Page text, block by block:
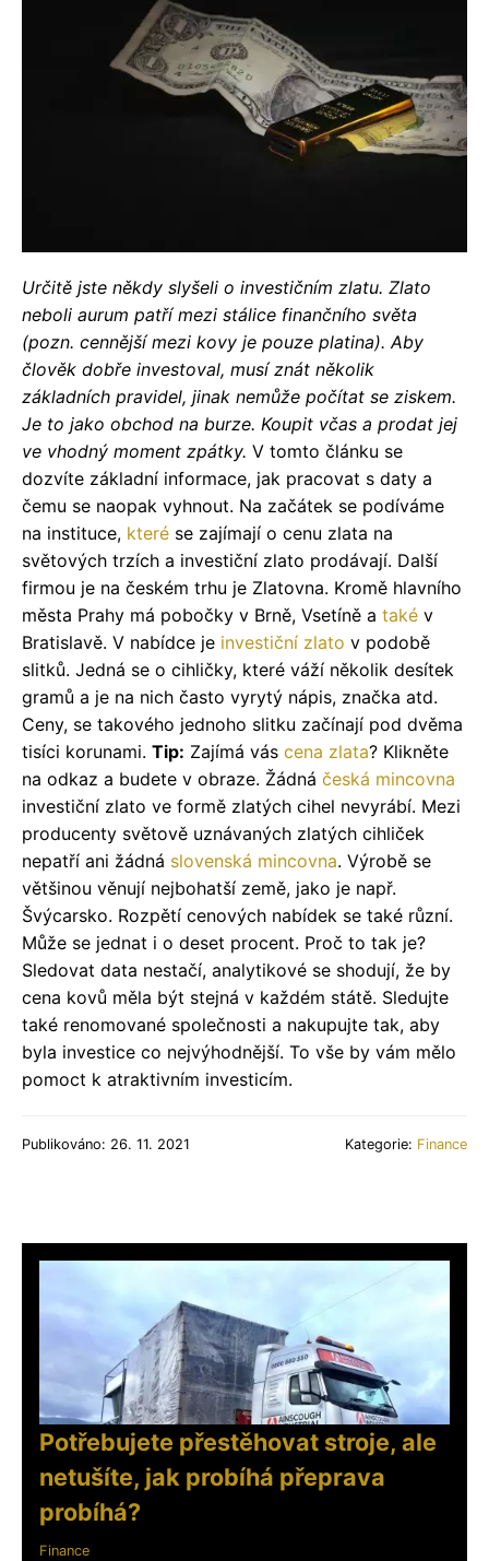
Určitě jste někdy slyšeli o investičním zlatu. Zlato
neboli aurum patří mezi stálice finančního světa
(pozn. cennější mezi kovy je pouze platina). Aby
člověk dobře investoval, musí znát několik
základních pravidel, jinak nemůže počítat se ziskem.
Je to jako obchod na burze. Koupit včas a prodat jej
ve vhodný moment zpátky. V tomto článku se
dozvíte základní informace, jak pracovat s daty a
čemu se naopak vyhnout. Na začátek se podíváme
na instituce, které se zajímají o cenu zlata na
světových trzích a investiční zlato prodávají. Další
firmou je na českém trhu je Zlatovna. Kromě hlavního
města Prahy má pobočky v Brně, Vsetíně a také v
Bratislavě. V nabídce je investiční zlato v podobě
slitků. Jedná se o cihličky, které váží několik desítek
gramů a je na nich často vyrytý nápis, značka atd.
Ceny, se takového jednoho slitku začínají pod dvěma
tisíci korunami. Tip: Zajímá vás cena zlata? Klikněte
na odkaz a budete v obraze. Žádná česká mincovna
investiční zlato ve formě zlatých cihel nevyrábí. Mezi
producenty světově uznávaných zlatých cihliček
nepatří ani žádná slovenská mincovna. Výrobě se
většinou věnují nejbohatší země, jako je např.
Švýcarsko. Rozpětí cenových nabídek se také různí.
Může se jednat i o deset procent. Proč to tak je?
Sledovat data nestačí, analytikové se shodují, že by
cena kovů měla být stejná v každém státě. Sledujte
také renomované společnosti a nakupujte tak, aby
byla investice co nejvýhodnější. To vše by vám mělo
pomoct k atraktivním investicím.
Publikováno: 26. 11. 2021 Kategorie: Finance
Potřebujete přestěhovat stroje, ale
netušíte, jak probíhá přeprava
probíhá?
Finance